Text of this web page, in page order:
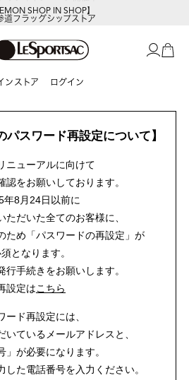
SHOP IN SHOP】
道フラッグシップストア
ンストア ログイン
パスワード再設定について】
ニューアルに向けて
認をお願いしております。
年8月24日以前に
ただいた全てのお客様に、
ため「パスワードの再設定」が
となります。
行手続きをお願いします。
設定はこちら
ード再設定には、
いているメールアドレスと、
」が必要になります。
た電話番号を入力ください。